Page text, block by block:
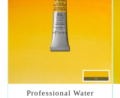
Professional Water